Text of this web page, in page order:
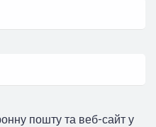
пошту та веб-сайт у